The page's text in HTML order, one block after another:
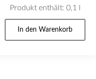
Produkt enthält: 0,1
In den Warenkorb